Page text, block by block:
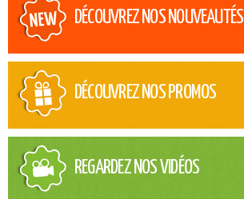
DÉCOUVREZ NOS NOUVEAUTÉS
DÉCOUVREZ NOS PROMOS
REGARDEZ NOS VIDÉOS